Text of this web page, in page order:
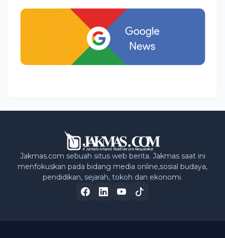
Jakmas.com sebuah situs web berita. Jakmas saat ini
menfokuskan pada bidang media online,sosial budaya,
pendidikan, sejarah, tokoh dan ekonomi.